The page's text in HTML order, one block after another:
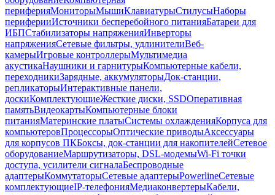
периферияМониторыМышиКлавиатурыСтилусыНаборы
периферииИсточники бесперебойного питанияБатареи для
ИБПСтабилизаторы напряженияИнверторы
напряженияСетевые фильтры, удлинителиВеб-
камерыИгровые контроллерыМультимедиа
акустикаНаушники и гарнитурыКомпьютерные кабели,
переходникиЗарядные, аккумуляторыДок-станции,
репликаторыИнтерактивные панели,
доскиКомплектующиеЖесткие диски, SSDОперативная
памятьВидеокартыКомпьютерные блоки
питанияМатеринские платыСистемы охлажденияКорпуса для
компьютеровПроцессорыОптические приводыАксессуары
для корпусов ПКБоксы, док-станции для накопителейСетевое
оборудованиеМаршрутизаторы, DSL-модемыWi-Fi точки
доступа, усилители сигналаБеспроводные
адаптерыКоммутаторыСетевые адаптерыPowerlineСетевые
комплектующиеIP-телефонияМедиаконвертерыКабели,